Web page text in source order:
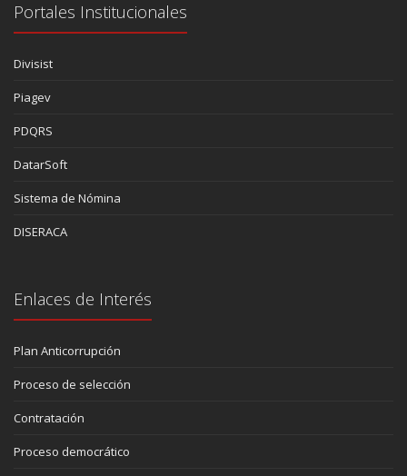
Portales Institucionales
Divisist
Piagev
PDQRS
DatarSoft
Sistema de Nómina
DISERACA
Enlaces de Interés
Plan Anticorrupción
Proceso de selección
Contratación
Proceso democrático